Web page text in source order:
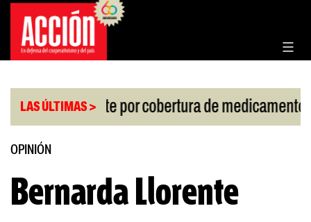
Saltar
contenido
LAS ÚLTIMAS >
de la Corte por cobertura de medicamentos |
OPINIÓN
Bernarda Llorente